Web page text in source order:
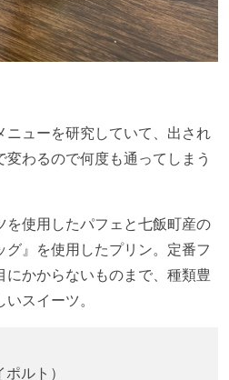
ニューを研究していて、出され
わるので何度も通ってしまう
を使用したパフェと七飯町産の
』を使用したプリン。定番フ
かからないものまで、種類豊
スイーツ。
ルト）